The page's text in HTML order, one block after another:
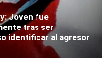
Joven fue
tras ser
identificar al agresor